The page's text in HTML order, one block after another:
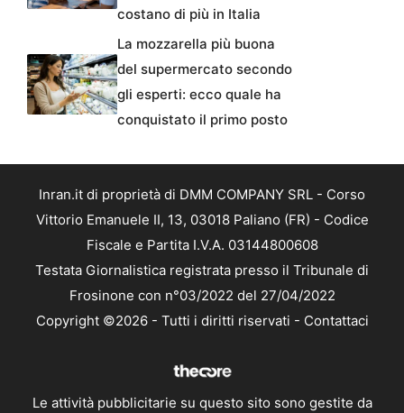
costano di più in Italia
La mozzarella più buona
del supermercato secondo
gli esperti: ecco quale ha
conquistato il primo posto
Inran.it di proprietà di DMM COMPANY SRL - Corso
Vittorio Emanuele II, 13, 03018 Paliano (FR) - Codice
Fiscale e Partita I.V.A. 03144800608
Testata Giornalistica registrata presso il Tribunale di
Frosinone con n°03/2022 del 27/04/2022
Copyright ©2026 - Tutti i diritti riservati - Contattaci
Le attività pubblicitarie su questo sito sono gestite da